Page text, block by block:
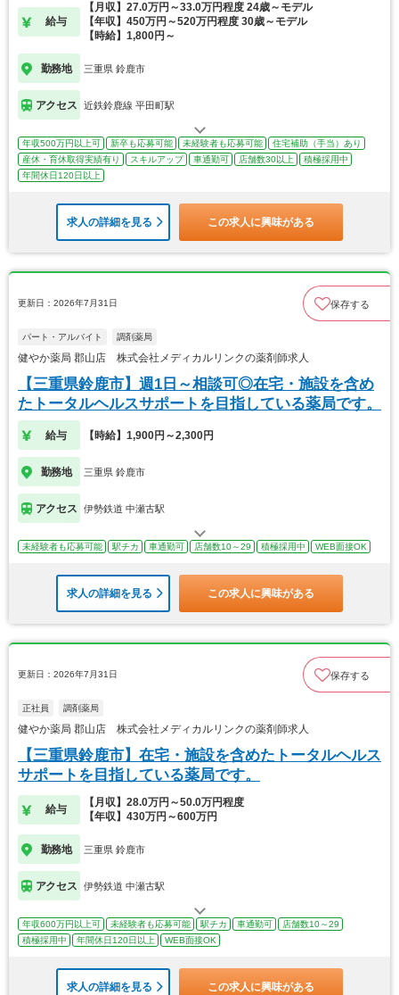
給与
【月収】27.0万円～33.0万円程度 24歳～モデル
【年収】450万円～520万円程度 30歳～モデル
【時給】1,800円～
勤務地 三重県 鈴鹿市
アクセス 近鉄鈴鹿線 平田町駅
年収500万円以上可 新卒も応募可能 未経験者も応募可能
住宅補助（手当）あり
産休・育休取得実績有り
スキルアップ 車通勤可 店舗数30以上
積極採用中
年間休日120日以上
求人の詳細を見る この求人に興味がある
更新日：2026年7月31日 保存する
パート・アルバイト 調剤薬局
健やか薬局 郡山店 株式会社メディカルリンクの薬剤師求人
【三重県鈴鹿市】週1日～相談可◎在宅・施設を含め
たトータルヘルスサポートを目指している薬局です。
給与 【時給】1,900円～2,300円
勤務地 三重県 鈴鹿市
アクセス 伊勢鉄道 中瀬古駅
未経験者も応募可能 駅チカ 車通勤可 店舗数10～29 積極採用中 WEB面接OK
求人の詳細を見る この求人に興味がある
更新日：2026年7月31日 保存する
正社員 調剤薬局
健やか薬局 郡山店 株式会社メディカルリンクの薬剤師求人
【三重県鈴鹿市】在宅・施設を含めたトータルヘルス
サポートを目指している薬局です。
給与
【月収】28.0万円～50.0万円程度
【年収】430万円～600万円
勤務地 三重県 鈴鹿市
アクセス 伊勢鉄道 中瀬古駅
年収600万円以上可 未経験者も応募可能 駅チカ 車通勤可
店舗数10～29
積極採用中
年間休日120日以上 WEB面接OK
求人の詳細を見る この求人に興味がある